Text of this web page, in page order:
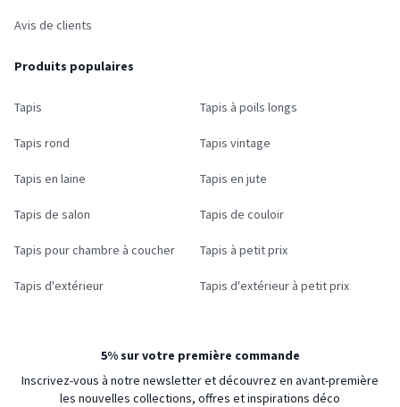
Avis de clients
Produits populaires
Tapis Tapis à poils longs
Tapis rond Tapis vintage
Tapis en laine Tapis en jute
Tapis de salon Tapis de couloir
Tapis pour chambre à coucher Tapis à petit prix
Tapis d'extérieur Tapis d'extérieur à petit prix
5% sur votre première commande
Inscrivez-vous à notre newsletter et découvrez en avant-première
les nouvelles collections, offres et inspirations déco